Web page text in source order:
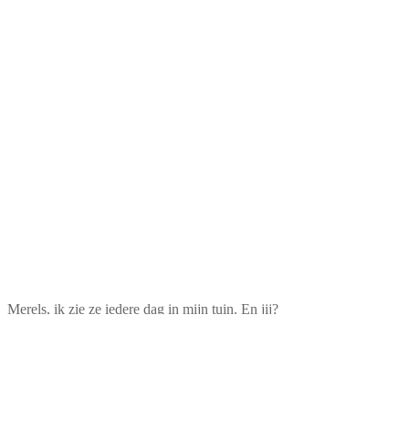
Merels, ik zie ze iedere dag in mijn tuin. En jij?